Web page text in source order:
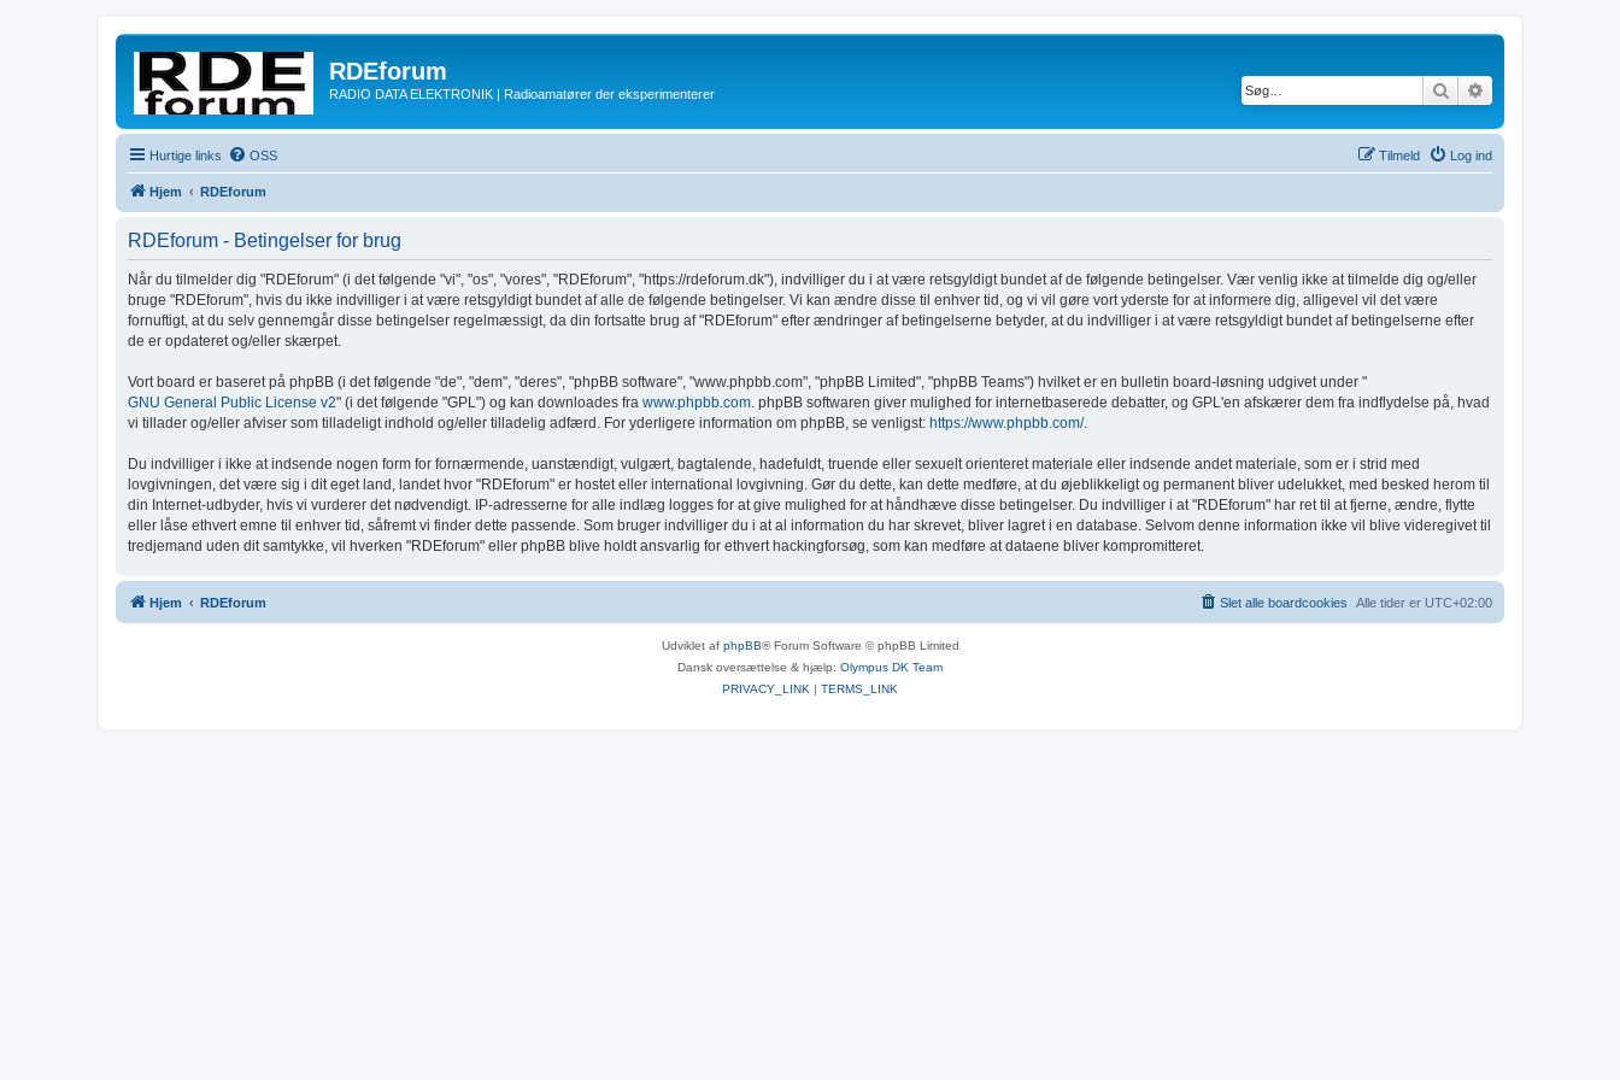
RDEforum
RADIO DATA ELEKTRONIK | Radioamatører der eksperimenterer Søg
Hurtige links OSS Log ind
Tilmeld
Hjem RDEforum
RDEforum - Betingelser for brug
Når du tilmelder dig "RDEforum" (i det følgende "vi", "os", "vores", "RDEforum", "https://rdeforum.dk"), indvilliger du i at være retsgyldigt bundet af de følgende betingelser. Vær venlig ikke at tilmelde dig og/eller
bruge "RDEforum", hvis du ikke indvilliger i at være retsgyldigt bundet af alle de følgende betingelser. Vi kan ændre disse til enhver tid, og vi vil gøre vort yderste for at informere dig, alligevel vil det være
fornuftigt, at du selv gennemgår disse betingelser regelmæssigt, da din fortsatte brug af "RDEforum" efter ændringer af betingelserne betyder, at du indvilliger i at være retsgyldigt bundet af betingelserne efter
de er opdateret og/eller skærpet.
Vort board er baseret på phpBB (i det følgende "de", "dem", "deres", "phpBB software", "www.phpbb.com", "phpBB Limited", "phpBB Teams") hvilket er en bulletin board-løsning udgivet under "
GNU General Public License v2" (i det følgende "GPL") og kan downloades fra www.phpbb.com . phpBB softwaren giver mulighed for internetbaserede debatter, og GPL'en afskærer dem fra indflydelse på, hvad
vi tillader og/eller afviser som tilladeligt indhold og/eller tilladelig adfærd. For yderligere information om phpBB, se venligst: https://www.phpbb.com/.
Du indvilliger i ikke at indsende nogen form for fornærmende, uanstændigt, vulgært, bagtalende, hadefuldt, truende eller sexuelt orienteret materiale eller indsende andet materiale, som er i strid med
lovgivningen, det være sig i dit eget land, landet hvor "RDEforum" er hostet eller international lovgivning. Gør du dette, kan dette medføre, at du øjeblikkeligt og permanent bliver udelukket, med besked herom til
din Internet-udbyder, hvis vi vurderer det nødvendigt. IP-adresserne for alle indlæg logges for at give mulighed for at håndhæve disse betingelser. Du indvilliger i at "RDEforum" har ret til at fjerne, ændre, flytte
eller låse ethvert emne til enhver tid, såfremt vi finder dette passende. Som bruger indvilliger du i at al information du har skrevet, bliver lagret i en database. Selvom denne information ikke vil blive videregivet til
tredjemand uden dit samtykke, vil hverken "RDEforum" eller phpBB blive holdt ansvarlig for ethvert hackingforsøg, som kan medføre at dataene bliver kompromitteret.
Hjem RDEforum Alle tider er UTC+02:00
Slet alle boardcookies
Udviklet af phpBB® Forum Software © phpBB Limited
Dansk oversættelse & hjælp: Olympus DK Team
PRIVACY_LINK | TERMS_LINK